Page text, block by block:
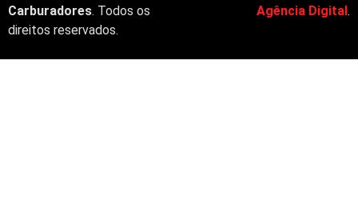
Carburadores. Todos os
direitos reservados.
Agência Digital.